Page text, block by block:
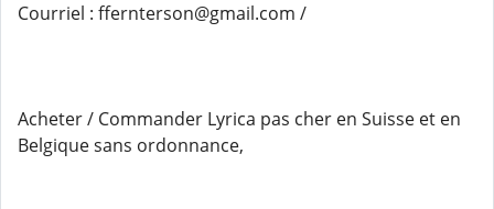
Courriel : ffernterson@gmail.com /
Acheter / Commander Lyrica pas cher en Suisse et en
Belgique sans ordonnance,